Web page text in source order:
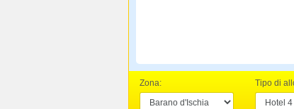
Zona: Tipo di